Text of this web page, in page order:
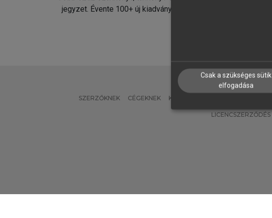
jegyzet. Évente 100+ új kiadvány.
SZERZŐKNEK CÉGEKNEK KÖNYVTÁROSOKNAK
LICENCSZERZŐDÉS
Csak a szükséges sütik
elfogadása